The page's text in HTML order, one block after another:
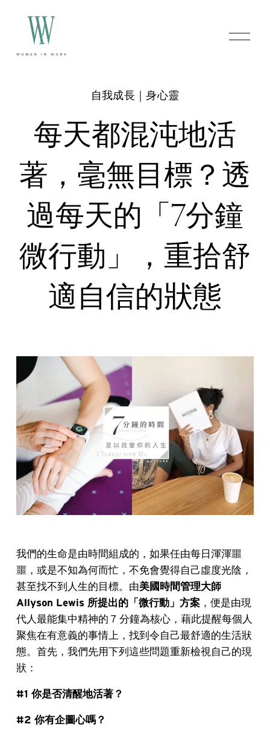
O
p
每天都混沌地活
著，毫無目標？透
過每天的「7分鐘
微行動」，重拾舒
適自信的狀態
自我成長｜身心靈
我們的生命是由時間組成的，如果任由每日渾渾噩
噩，或是不知為何而忙，不免會覺得自己虛度光陰，
甚至找不到人生的目標。由美國時間管理大師
Allyson Lewis 所提出的「微行動」方案，便是由現
代人最能集中精神的 7 分鐘為核心，藉此提醒每個人
聚焦在有意義的事情上，找到令自己最舒適的生活狀
態。首先，我們先用下列這些問題重新檢視自己的現
狀：
#1 你是否清醒地活著？
#2 你有企圖心嗎？